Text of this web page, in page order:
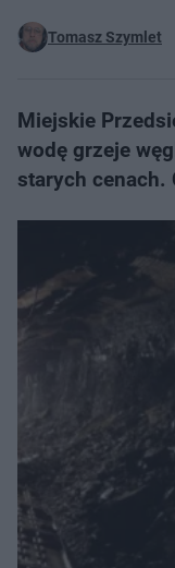
Tomasz Szymlet
Miejskie
wodę grzeje
starych cenach.